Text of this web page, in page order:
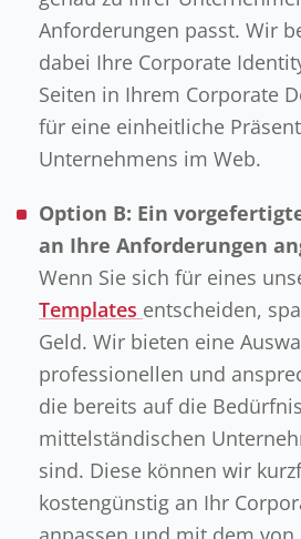
Anforderungen passt. Wir
dabei Ihre Corporate
Seiten in Ihrem Corporate
für eine einheitliche
Unternehmens im Web.
Option B: Ein
an Ihre Anforderungen
Wenn Sie sich für eines
Templates entscheiden,
Geld. Wir bieten eine
professionellen und
die bereits auf die
mittelständischen
sind. Diese können wir
kostengünstig an Ihr